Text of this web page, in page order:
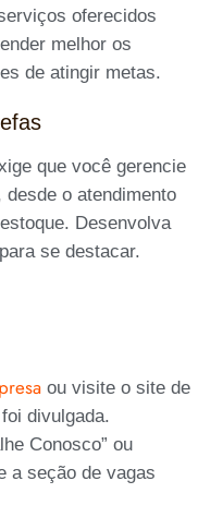
oferecidos
melhor os
de atingir metas.
que você gerencie
o atendimento
Desenvolva
se destacar.
ou visite o site de
divulgada.
Conosco” ou
a seção de vagas